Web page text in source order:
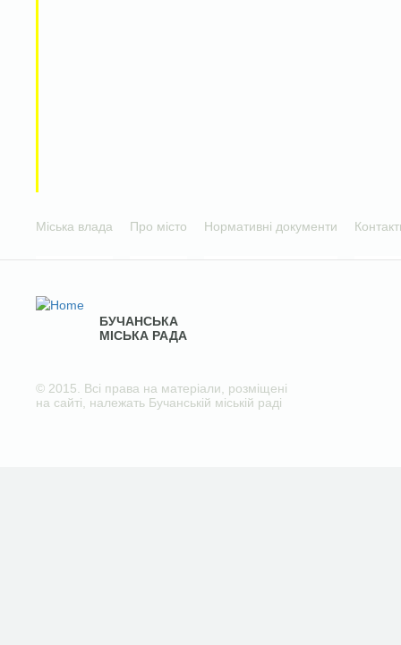
Міська влада Про місто Нормативні документи
БУЧАНСЬКА
МІСЬКА РАДА
© 2015. Всі права на матеріали, розміщені
на сайті, належать Бучанській міській раді